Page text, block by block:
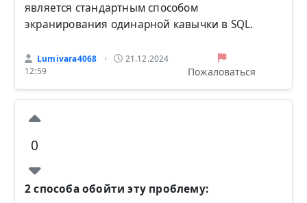
является стандартным способом
экранирования одинарной кавычки в SQL.
Lumivara4068 •
21.12.2024
12:59
Пожаловаться
0
2 способа обойти эту проблему: